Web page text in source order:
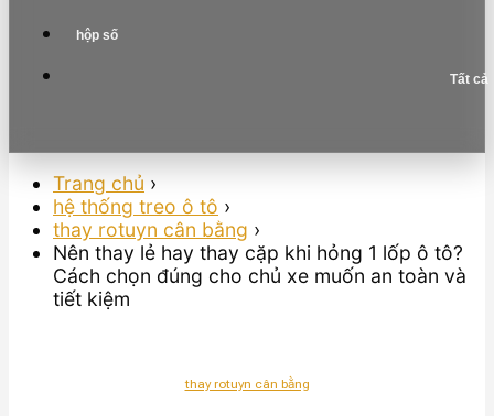
hộp số
Tất cả
Trang chủ ›
hệ thống treo ô tô ›
thay rotuyn cân bằng ›
Nên thay lẻ hay thay cặp khi hỏng 1 lốp ô tô?
Cách chọn đúng cho chủ xe muốn an toàn và
tiết kiệm
thay rotuyn cân bằng